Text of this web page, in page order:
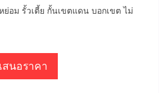
อม รั้วเตี้ย กั้นเขตแดน บอกเขต ไม่
นอราคา